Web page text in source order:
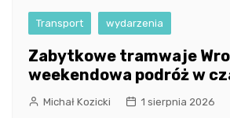
Transport wydarzenia
Zabytkowe tramwaje
weekendowa podróż w
Michał Kozicki 1 sierpnia 2026